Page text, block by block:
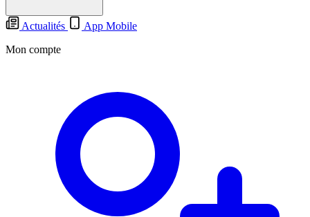
Actualités
App Mobile
Mon compte